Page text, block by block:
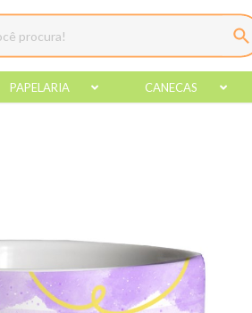
PAPELARIA CANECAS